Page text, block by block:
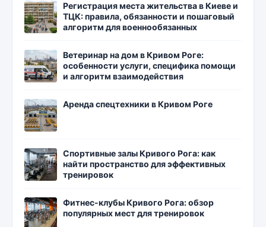
Регистрация места жительства в Киеве и
ТЦК: правила, обязанности и пошаговый
алгоритм для военнообязанных
Ветеринар на дом в Кривом Роге:
особенности услуги, специфика помощи
и алгоритм взаимодействия
Аренда спецтехники в Кривом Роге
Спортивные залы Кривого Рога: как
найти пространство для эффективных
тренировок
Фитнес-клубы Кривого Рога: обзор
популярных мест для тренировок